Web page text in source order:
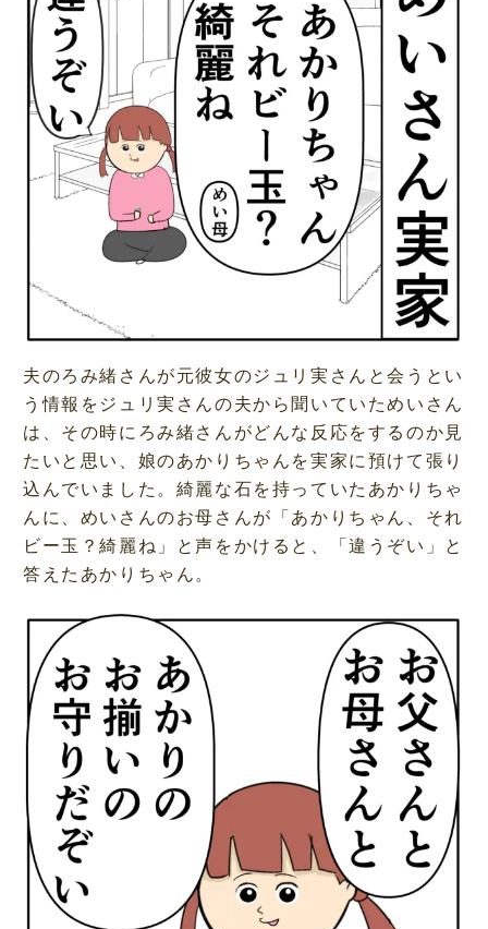
夫のろみ緒さんが元彼女のジュリ実さんと会うとい
う情報をジュリ実さんの夫から聞いていためいさん
は、その時にろみ緒さんがどんな反応をするのか見
たいと思い、娘のあかりちゃんを実家に預けて張り
込んでいました。綺麗な石を持っていたあかりちゃ
んに、めいさんのお母さんが「あかりちゃん、それ
ビー玉？綺麗ね」と声をかけると、「違うぞい」と
答えたあかりちゃん。